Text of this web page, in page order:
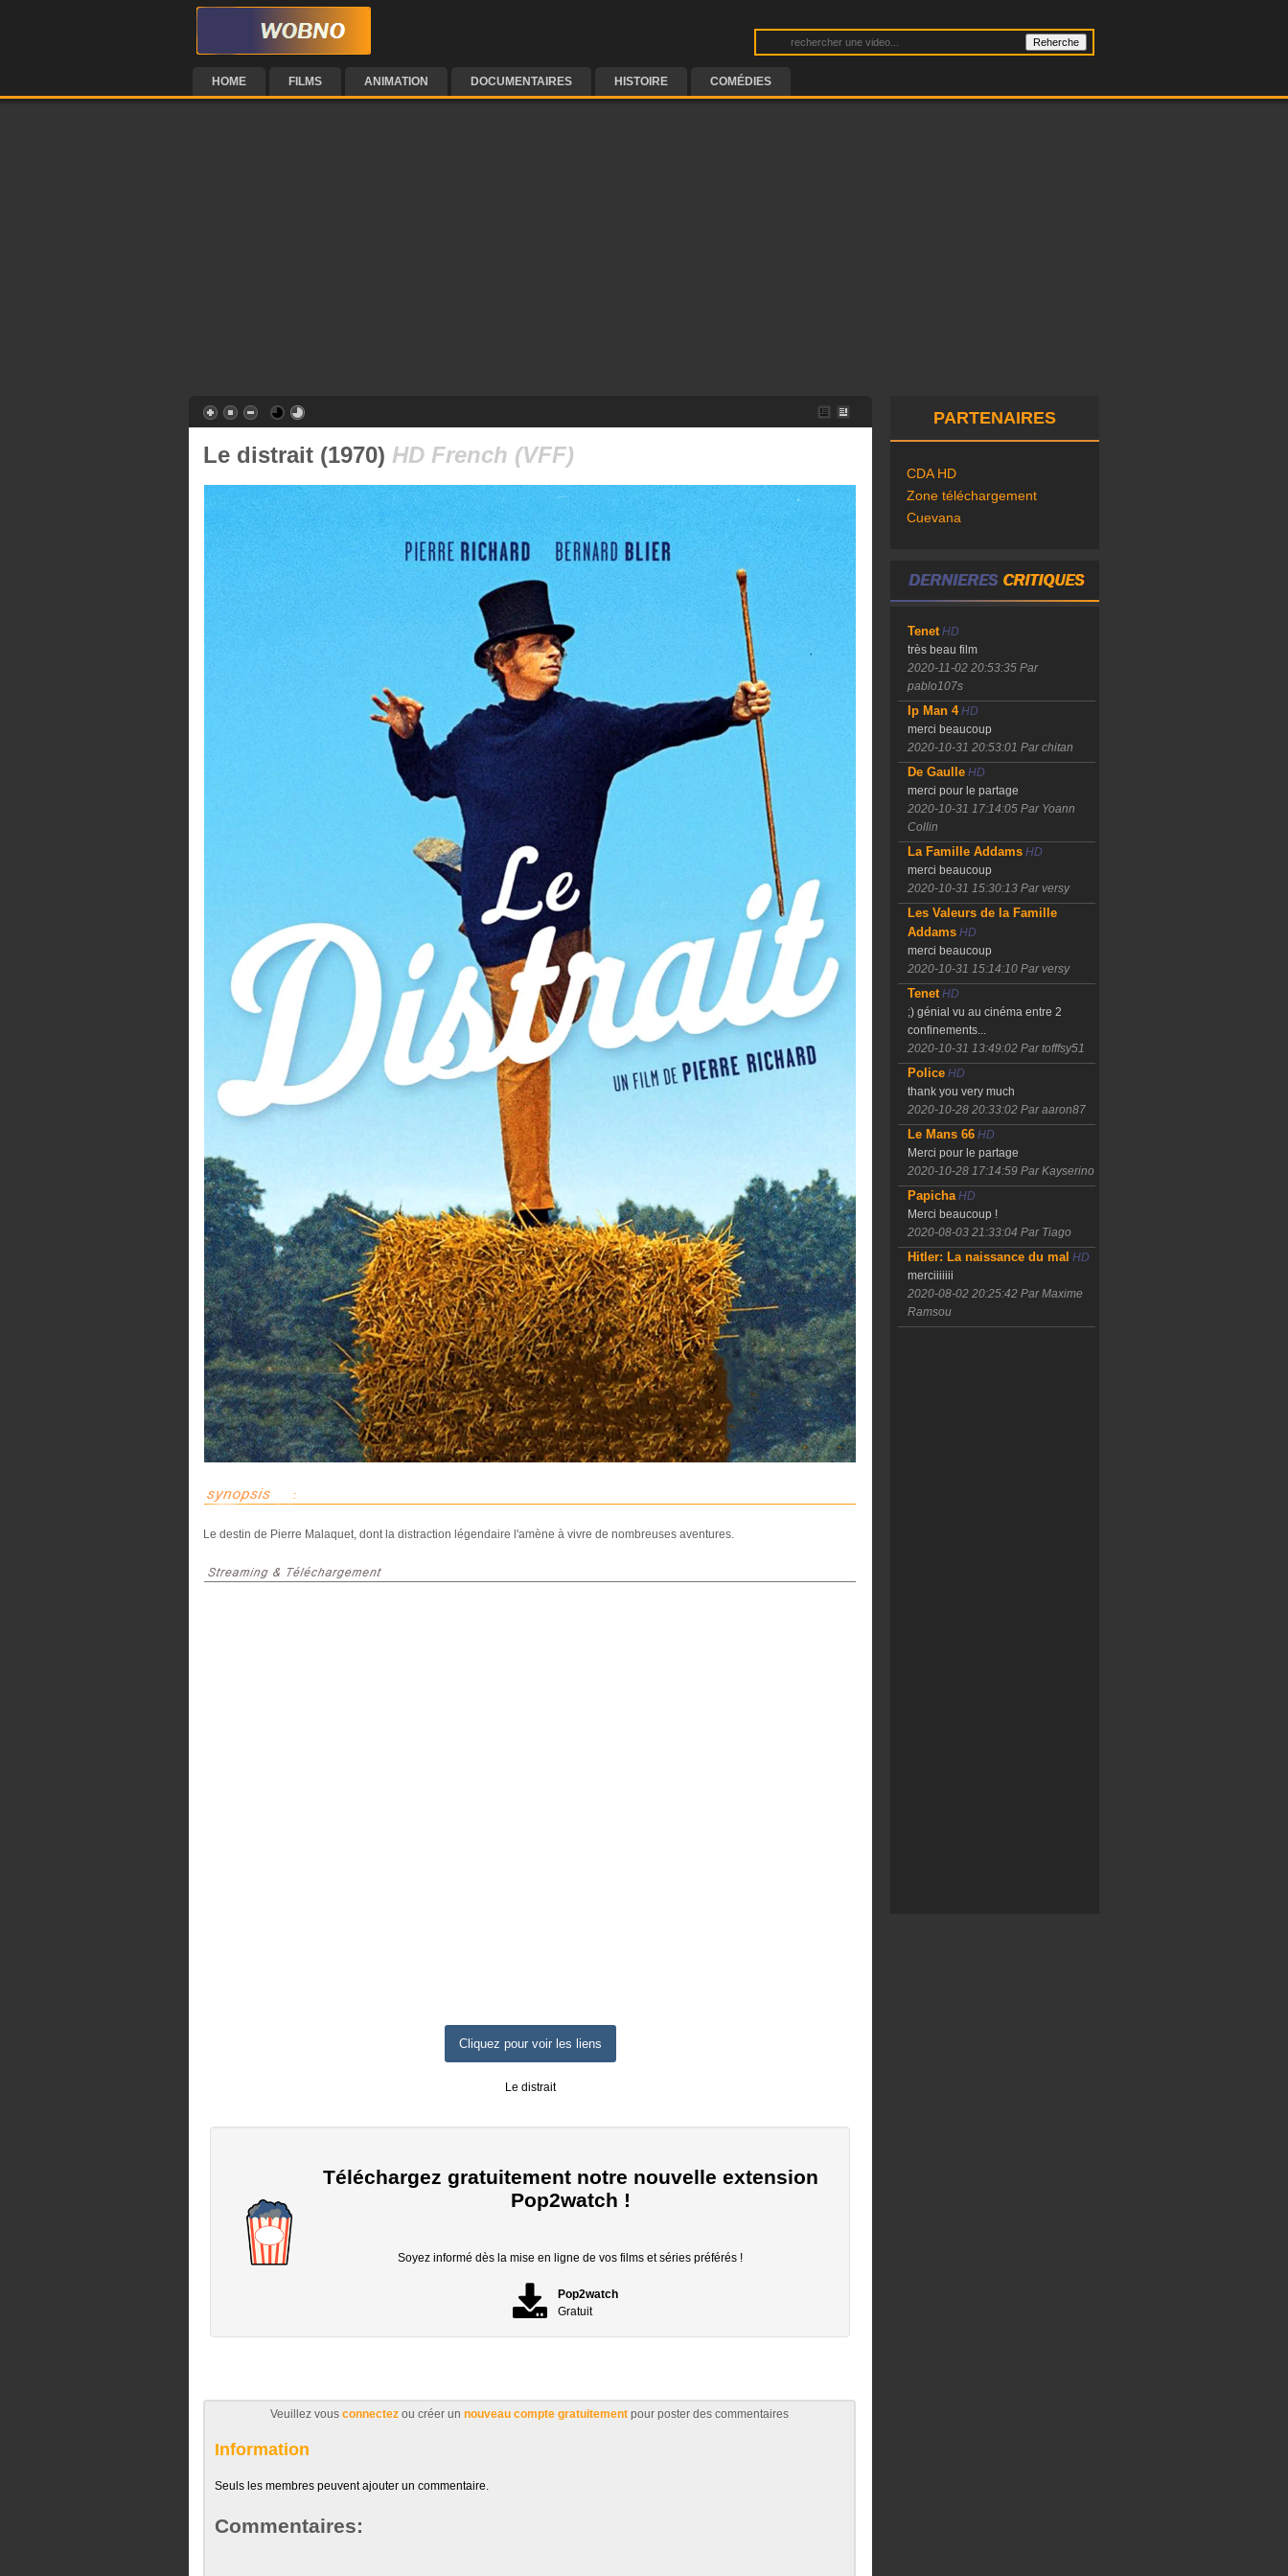
HOME FILMS ANIMATION DOCUMENTAIRES HISTOIRE COMÉDIES
Le distrait (1970) HD French (VFF)
Le destin de Pierre Malaquet, dont la distraction légendaire l'amène à vivre de nombreuses aventures.
Cliquez pour voir les liens
Le distrait
Téléchargez gratuitement notre nouvelle extension
Pop2watch !
Soyez informé dès la mise en ligne de vos films et séries préférés !
Pop2watch
Gratuit
Veuillez vous connectez ou créer un nouveau compte gratuitement pour poster des commentaires
Information
Seuls les membres peuvent ajouter un commentaire.
Commentaires:
PARTENAIRES
CDA HD
Zone téléchargement
Cuevana
TenetHD
très beau film
2020-11-02 20:53:35 Par
pablo107s
Ip Man 4HD
merci beaucoup
2020-10-31 20:53:01 Par chitan
De GaulleHD
merci pour le partage
2020-10-31 17:14:05 Par Yoann
Collin
La Famille AddamsHD
merci beaucoup
2020-10-31 15:30:13 Par versy
Les Valeurs de la Famille
AddamsHD
merci beaucoup
2020-10-31 15:14:10 Par versy
TenetHD
;) génial vu au cinéma entre 2
confinements...
2020-10-31 13:49:02 Par tofffsy51
PoliceHD
thank you very much
2020-10-28 20:33:02 Par aaron87
Le Mans 66HD
Merci pour le partage
2020-10-28 17:14:59 Par Kayserino
PapichaHD
Merci beaucoup !
2020-08-03 21:33:04 Par Tiago
Hitler: La naissance du mal HD
merciiiiiii
2020-08-02 20:25:42 Par Maxime
Ramsou